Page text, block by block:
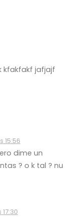
kfakfakf jafjajf
15:56
dime un
? o k tal ? nu